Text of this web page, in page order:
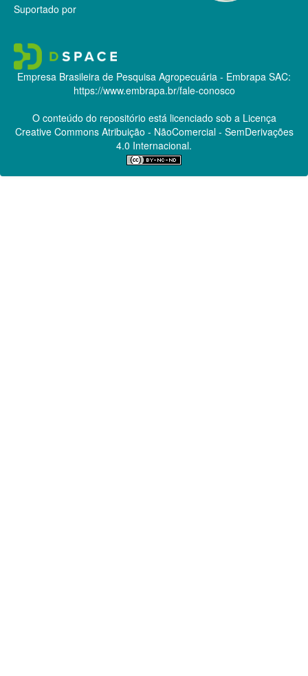
Suportado por
Empresa Brasileira de Pesquisa Agropecuária - Embrapa SAC:
https://www.embrapa.br/fale-conosco
O conteúdo do repositório está licenciado sob a Licença
Creative CommonsAtribuição - NãoComercial - SemDerivações
4.0 Internacional.